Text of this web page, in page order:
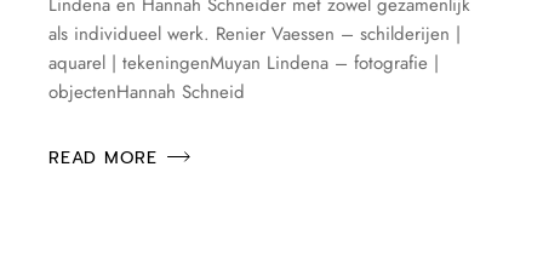
als individueel werk. Renier Vaessen – schilderijen |
aquarel | tekeningenMuyan Lindena – fotografie |
objectenHannah Schneid
READ MORE